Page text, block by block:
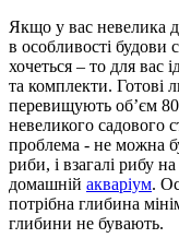
Якщо у вас невелика
в особливості будови
хочеться – то для вас
та комплекти. Готові
перевищують об’єм
невеликого садового
проблема - не можна
риби, і взагалі рибу
домашній акваріум.
потрібна глибина
глибини не бувають.